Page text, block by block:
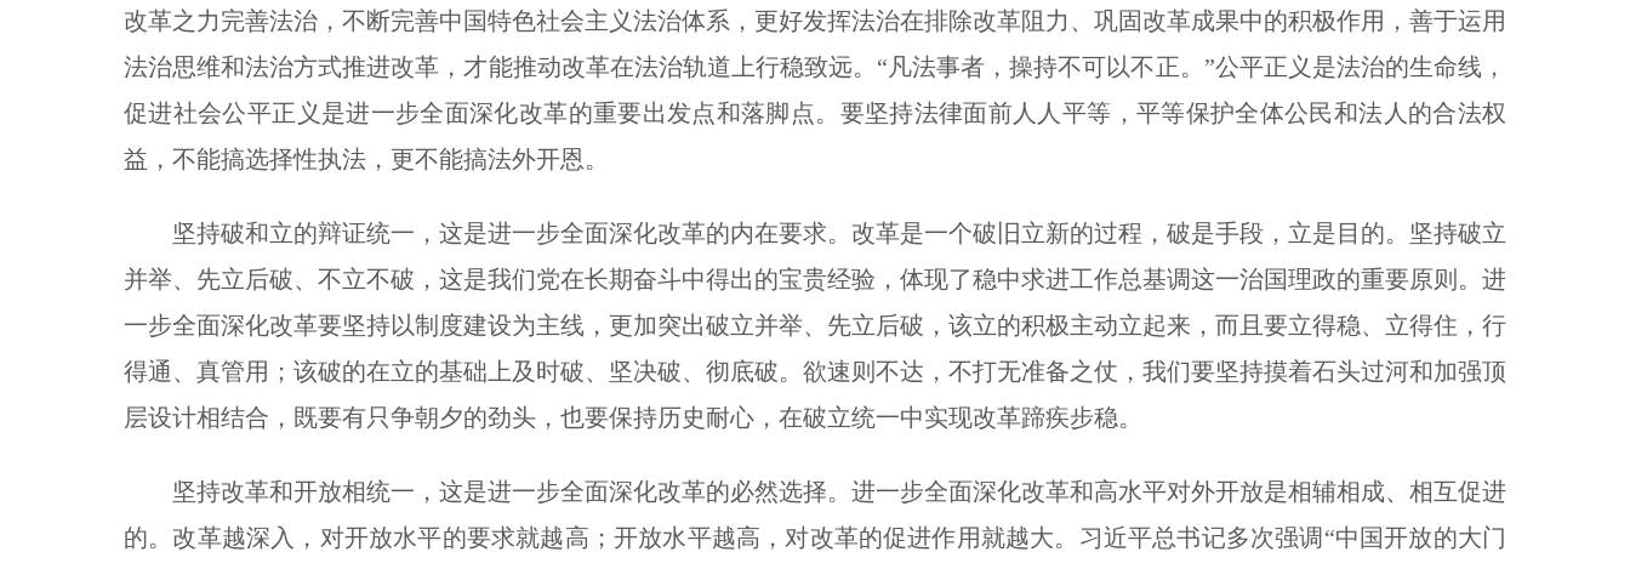
改革之力完善法治，不断完善中国特色社会主义法治体系，更好发挥法治在排除改革阻力、巩固改革成果中的积极作用，善于运用
法治思维和法治方式推进改革，才能推动改革在法治轨道上行稳致远。“凡法事者，操持不可以不正。”公平正义是法治的生命线，
促进社会公平正义是进一步全面深化改革的重要出发点和落脚点。要坚持法律面前人人平等，平等保护全体公民和法人的合法权
益，不能搞选择性执法，更不能搞法外开恩。
坚持破和立的辩证统一，这是进一步全面深化改革的内在要求。改革是一个破旧立新的过程，破是手段，立是目的。坚持破立
并举、先立后破、不立不破，这是我们党在长期奋斗中得出的宝贵经验，体现了稳中求进工作总基调这一治国理政的重要原则。进
一步全面深化改革要坚持以制度建设为主线，更加突出破立并举、先立后破，该立的积极主动立起来，而且要立得稳、立得住，行
得通、真管用；该破的在立的基础上及时破、坚决破、彻底破。欲速则不达，不打无准备之仗，我们要坚持摸着石头过河和加强顶
层设计相结合，既要有只争朝夕的劲头，也要保持历史耐心，在破立统一中实现改革蹄疾步稳。
坚持改革和开放相统一，这是进一步全面深化改革的必然选择。进一步全面深化改革和高水平对外开放是相辅相成、相互促进
的。改革越深入，对开放水平的要求就越高；开放水平越高，对改革的促进作用就越大。习近平总书记多次强调“中国开放的大门